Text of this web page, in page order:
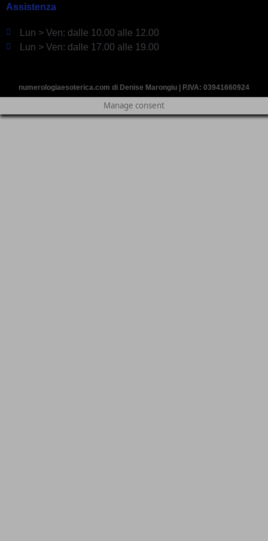
Assistenza
Lun > Ven: dalle 10.00 alle 12.00
Lun > Ven: dalle 17.00 alle 19.00
numerologiaesoterica.com di Denise Marongiu | P.IVA: 03941660924
Manage consent